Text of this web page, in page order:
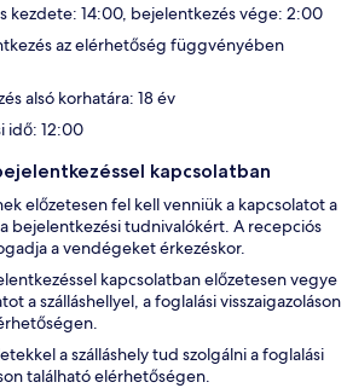
kezdete: 14:00, bejelentkezés vége: 2:00
az elérhetőség függvényében
alsó korhatára: 18 év
idő: 12:00
kapcsolatban
előzetesen fel kell venniük a kapcsolatot a
bejelentkezési tudnivalókért. A recepciós
a vendégeket érkezéskor.
kapcsolatban előzetesen vegye
a szálláshellyel, a foglalási visszaigazoláson
a szálláshely tud szolgálni a foglalási
található elérhetőségen.